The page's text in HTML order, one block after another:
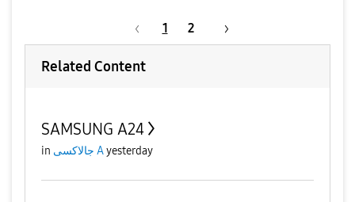
1 2
Related Content
SAMSUNG A24
in جالاكسى Ayesterday